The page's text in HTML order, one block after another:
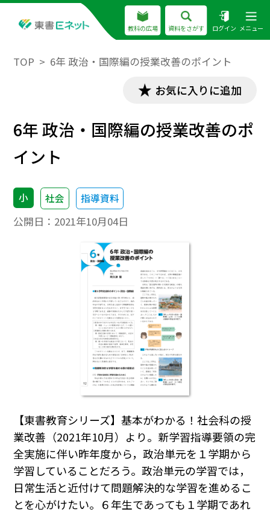
教科の広場 資料をさがす ログイン メニュー
TOP 6年 政治・国際編の授業改善のポイント
お気に入りに追加
6年 政治・国際編の授業改善のポ
イント
小 社会 指導資料
公開日： 2021年10月04日
【東書教育シリーズ】基本がわかる！社会科の授
業改善（2021年10月）より。新学習指導要領の完
全実施に伴い昨年度から，政治単元を１学期から
学習していることだろう。政治単元の学習では，
日常生活と近付けて問題解決的な学習を進めるこ
とを心がけたい。６年生であっても１学期であれ